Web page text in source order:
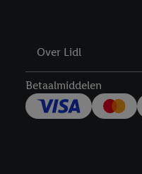
Over Lidl
Betaalmiddelen